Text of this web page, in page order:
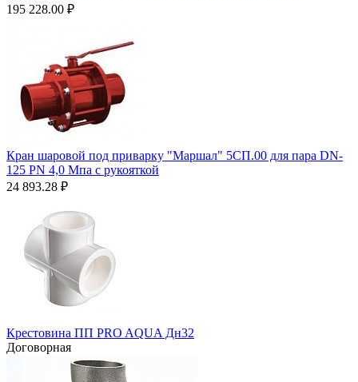
195 228.00 ₽
Кран шаровой под приварку "Маршал" 5СП.00 для пара DN-
125 PN 4,0 Мпа с рукояткой
24 893.28 ₽
Крестовина ПП PRO AQUA Дн32
Договорная